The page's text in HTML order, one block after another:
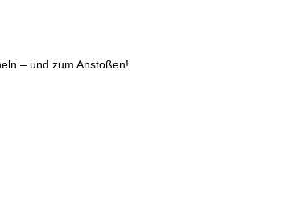
– und zum Anstoßen!